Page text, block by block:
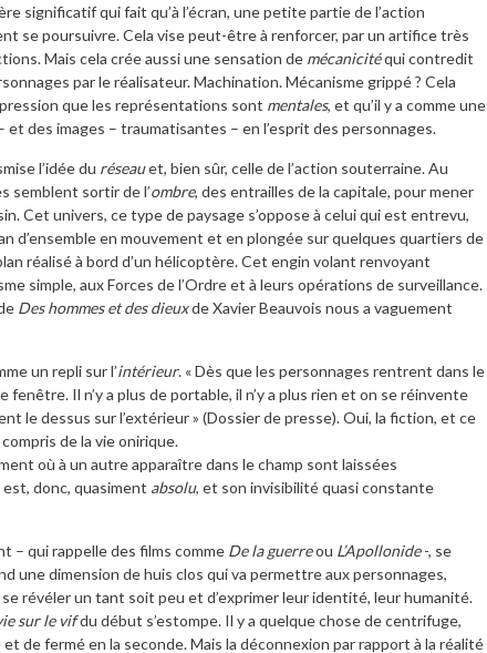
significatif qui fait qu’à l’écran, une petite partie de l’action
se poursuivre. Cela vise peut-être à renforcer, par un artifice très
Mais cela crée aussi une sensation de mécanicitéqui contredit
par le réalisateur. Machination. Mécanisme grippé ? Cela
que les représentations sont mentales, et qu’il y a comme une
des images – traumatisantes – en l’esprit des personnages.
l’idée du réseauet, bien sûr, celle de l’action souterraine. Au
semblent sortir de l’ombre, des entrailles de la capitale, pour mener
Cet univers, ce type de paysage s’oppose à celui qui est entrevu,
d’ensemble en mouvement et en plongée sur quelques quartiers de
réalisé à bord d’un hélicoptère. Cet engin volant renvoyant
simple, aux Forces de l’Ordre et à leurs opérations de surveillance.
Des hommes et des dieuxde Xavier Beauvois nous a vaguement
un repli sur l’intérieur. « Dès que les personnages rentrent dans le
fenêtre. Il n’y a plus de portable, il n’y a plus rien et on se réinvente
le dessus sur l’extérieur » (Dossier de presse). Oui, la fiction, et ce
de la vie onirique.
où à un autre apparaître dans le champ sont laissées
donc, quasiment absolu, et son invisibilité quasi constante
– qui rappelle des films comme De la guerreou L’Apollonide-, se
une dimension de huis clos qui va permettre aux personnages,
révéler un tant soit peu et d’exprimer leur identité, leur humanité.
sur le vifdu début s’estompe. Il y a quelque chose de centrifuge,
de fermé en la seconde. Mais la déconnexion par rapport à la réalité